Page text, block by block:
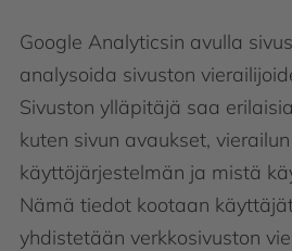
Google Analyticsin avulla
analysoida sivuston
Sivuston ylläpitäjä saa
kuten sivun avaukset,
käyttöjärjestelmän ja mistä
Nämä tiedot kootaan
yhdistetään verkkosivuston